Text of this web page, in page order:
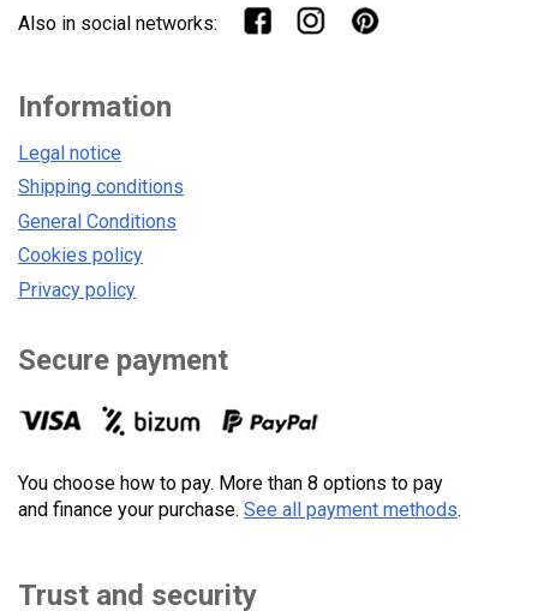
Also in social networks:
Information
Legal notice
Shipping conditions
General Conditions
Cookies policy
Privacy policy
Secure payment
You choose how to pay. More than 8 options to pay
and finance your purchase. See all payment methods.
Trust and security